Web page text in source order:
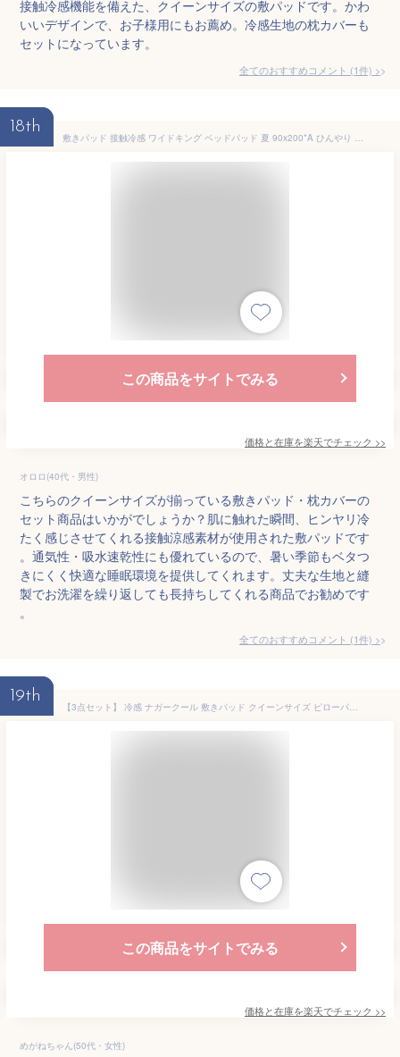
接触冷感機能を備えた、クイーンサイズの敷パッドです。かわ
いいデザインで、お子様用にもお薦め。冷感生地の枕カバーも
セットになっています。
全てのおすすめコメント (1件) >
18th
敷きパッド 接触冷感 ワイドキング ベッドパッド 夏 90x200*A ひんやり クイーンサイズ 枕カバー 2枚 1枚 速乾 リバーシブル 涼感 洗える ゴムバンド付き お昼寝敷きパッド ベッドシーツ
この商品をサイトでみる
価格と在庫を楽天でチェック >>
オロロ(40代・男性)
こちらのクイーンサイズが揃っている敷きパッド・枕カバーの
セット商品はいかがでしょうか？肌に触れた瞬間、ヒンヤリ冷
たく感じさせてくれる接触涼感素材が使用された敷パッドです
。通気性・吸水速乾性にも優れているので、暑い季節もベタつ
きにくく快適な睡眠環境を提供してくれます。丈夫な生地と縫
製でお洗濯を繰り返しても長持ちしてくれる商品でお勧めです
。
全てのおすすめコメント (1件) >
19th
【3点セット】 冷感 ナガークール 敷きパッド クイーンサイズ ピローパッド 2個 オーガニックコットン ベッド 枕 接触冷感(代引不可)【送料無料】
この商品をサイトでみる
価格と在庫を楽天でチェック >>
めがねちゃん(50代・女性)